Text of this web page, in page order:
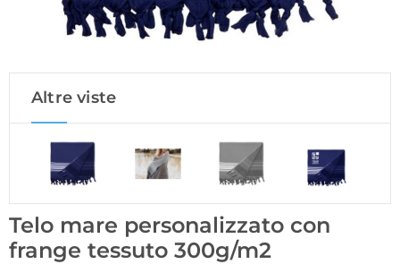
Altre viste
Telo mare personalizzato con
frange tessuto 300g/m2